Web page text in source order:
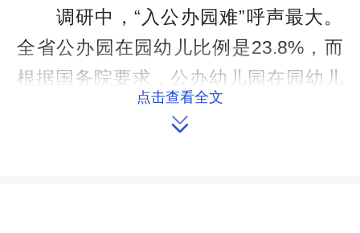
调研中，“入公办园难”呼声最大。
全省公办园在园幼儿比例是23.8%，而
根据国务院要求，公办幼儿园在园幼儿
占比到2020年原则上达到50%。公办园
数量少，幼儿上园需求大，是入公办园
点击查看全文
